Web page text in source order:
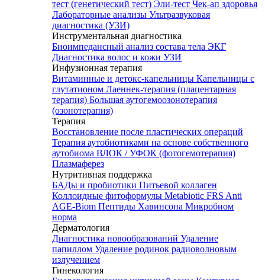
тест (генетический тест) Эли-тест Чек-ап здоровья
Лабораторные анализы Ультразвуковая
диагностика (УЗИ)
Инструментальная диагностика
Биоимпедансный анализ состава тела ЭКГ
Диагностика волос и кожи УЗИ
Инфузионная терапия
Витаминные и детокс-капельницы Капельницы с
глутатионом Лаеннек-терапия (плацентарная
терапия) Большая аутогемоозонотерапия
(озонотерапия)
Терапия
Восстановление после пластических операций
Терапия аутобиотиками на основе собственного
аутобиома ВЛОК / УФОК (фотогемотерапия)
Плазмаферез
Нутритивная поддержка
БАДы и пробиотики Питьевой коллаген
Коллоидные фитоформулы Metabiotic FRS Anti
AGE-Biom Пептиды Хавинсона Микробиом
норма
Дерматология
Диагностика новообразований Удаление
папиллом Удаление родинок радиоволновым
излучением
Гинекология